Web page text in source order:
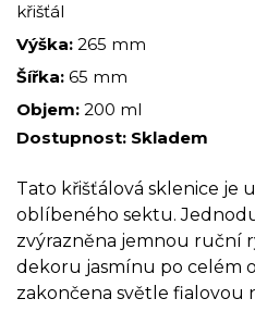
křišťál
Výška: 265 mm
Šířka: 65 mm
Objem: 200 ml
Dostupnost: Skladem
Tato křišťálová sklenice je
oblíbeného sektu.
zvýrazněna jemnou ruční
dekoru jasmínu po celém
zakončena světle fialovou